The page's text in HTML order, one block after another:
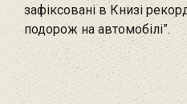
зафіксовані в Книзі
подорож на автомобілі”.